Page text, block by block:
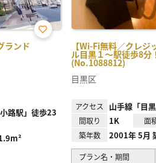
ランド お気
路駅」徒歩23
【Wi-Fi無料／クレ
ル目黒１～駅徒歩8分
(No.1088812)
目黒区
アクセス 山手線「目
間取り 1K 面
築年数 2001年 5月
プラン名・期間